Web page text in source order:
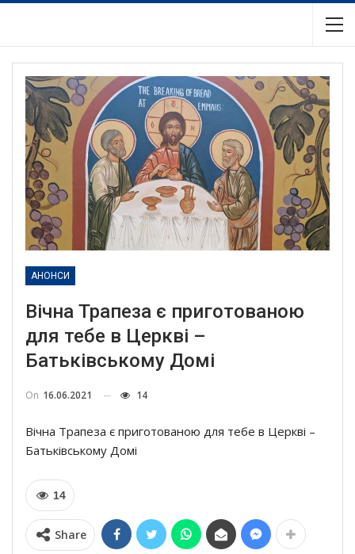
АНОНСИ
Вічна Трапеза є приготованою
для тебе в Церкві –
Батьківському Домі
On 16.06.2021 14
Вічна Трапеза є приготованою для тебе в Церкві –
Батьківському Домі
14
Share